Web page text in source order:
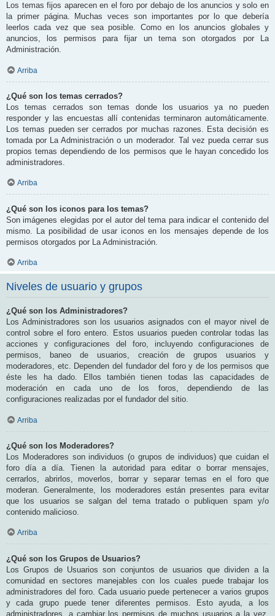
Los temas fijos aparecen en el foro por debajo de los anuncios y solo en
la primer página. Muchas veces son importantes por lo que debería
leerlos cada vez que sea posible. Como en los anuncios globales y
anuncios, los permisos para fijar un tema son otorgados por La
Administración.
Arriba
¿Qué son los temas cerrados?
Los temas cerrados son temas donde los usuarios ya no pueden
responder y las encuestas allí contenidas terminaron automáticamente.
Los temas pueden ser cerrados por muchas razones. Esta decisión es
tomada por La Administración o un moderador. Tal vez pueda cerrar sus
propios temas dependiendo de los permisos que le hayan concedido los
administradores.
Arriba
¿Qué son los iconos para los temas?
Son imágenes elegidas por el autor del tema para indicar el contenido del
mismo. La posibilidad de usar iconos en los mensajes depende de los
permisos otorgados por La Administración.
Arriba
Niveles de usuario y grupos
¿Qué son los Administradores?
Los Administradores son los usuarios asignados con el mayor nivel de
control sobre el foro entero. Estos usuarios pueden controlar todas las
acciones y configuraciones del foro, incluyendo configuraciones de
permisos, baneo de usuarios, creación de grupos usuarios y
moderadores, etc. Dependen del fundador del foro y de los permisos que
éste les ha dado. Ellos también tienen todas las capacidades de
moderación en cada uno de los foros, dependiendo de las
configuraciones realizadas por el fundador del sitio.
Arriba
¿Qué son los Moderadores?
Los Moderadores son individuos (o grupos de individuos) que cuidan el
foro día a día. Tienen la autoridad para editar o borrar mensajes,
cerrarlos, abrirlos, moverlos, borrar y separar temas en el foro que
moderan. Generalmente, los moderadores están presentes para evitar
que los usuarios se salgan del tema tratado o publiquen spam y/o
contenido malicioso.
Arriba
¿Qué son los Grupos de Usuarios?
Los Grupos de Usuarios son conjuntos de usuarios que dividen a la
comunidad en sectores manejables con los cuales puede trabajar los
administradores del foro. Cada usuario puede pertenecer a varios grupos
y cada grupo puede tener diferentes permisos. Esto ayuda, a los
administradores, a cambiar los permisos de muchos usuarios a la vez,